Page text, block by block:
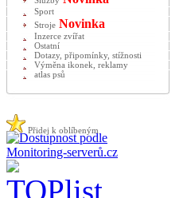
Sport
Stroje Novinka
Inzerce zvířat
Ostatní
Dotazy, připomínky, stížnosti
Výměna ikonek, reklamy
atlas psů
Přidej k oblíbeným